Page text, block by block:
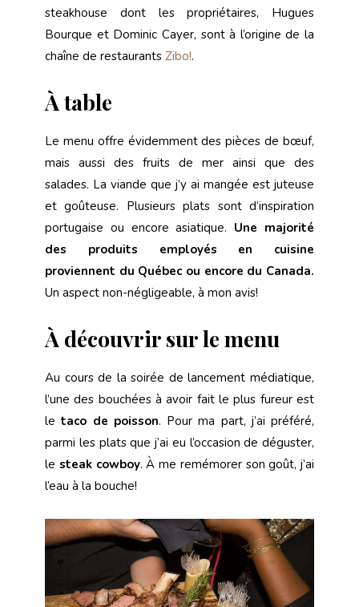
steakhouse dont les propriétaires, Hugues
Bourque et Dominic Cayer, sont à l’origine de la
chaîne de restaurants Zibo!.
À table
Le menu offre évidemment des pièces de bœuf,
mais aussi des fruits de mer ainsi que des
salades. La viande que j’y ai mangée est juteuse
et goûteuse. Plusieurs plats sont d’inspiration
portugaise ou encore asiatique. Une majorité
des produits employés en cuisine
proviennent du Québec ou encore du Canada.
Un aspect non-négligeable, à mon avis!
À découvrir sur le menu
Au cours de la soirée de lancement médiatique,
l’une des bouchées à avoir fait le plus fureur est
letaco de poisson. Pour ma part, j’ai préféré,
parmi les plats que j’ai eu l’occasion de déguster,
le steak cowboy. À me remémorer son goût, j’ai
l’eau à la bouche!